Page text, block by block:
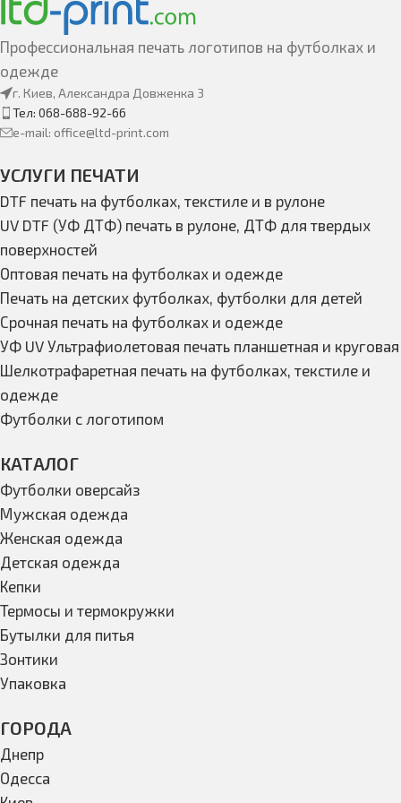
Профессиональная печать логотипов на футболках и
одежде
г. Киев, Александра Довженка 3
Тел: 068-688-92-66
e-mail: office@ltd-print.com
УСЛУГИ ПЕЧАТИ
DTF печать на футболках, текстиле и в рулоне
UV DTF (УФ ДТФ) печать в рулоне, ДТФ для твердых
поверхностей
Оптовая печать на футболках и одежде
Печать на детских футболках, футболки для детей
Срочная печать на футболках и одежде
УФ UV Ультрафиолетовая печать планшетная и круговая
Шелкотрафаретная печать на футболках, текстиле и
одежде
Футболки с логотипом
КАТАЛОГ
Футболки оверсайз
Мужская одежда
Женская одежда
Детская одежда
Кепки
Термосы и термокружки
Бутылки для питья
Зонтики
Упаковка
ГОРОДА
Днепр
Одесса